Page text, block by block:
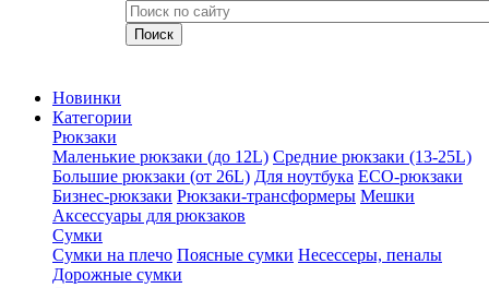
Новинки
Категории
Рюкзаки
Маленькие рюкзаки (до 12L) Средние рюкзаки (13-25L)
Большие рюкзаки (от 26L) Для ноутбука ECO-рюкзаки
Бизнес-рюкзаки Рюкзаки-трансформеры Мешки
Аксессуары для рюкзаков
Сумки
Сумки на плечо Поясные сумки Несессеры, пеналы
Дорожные сумки